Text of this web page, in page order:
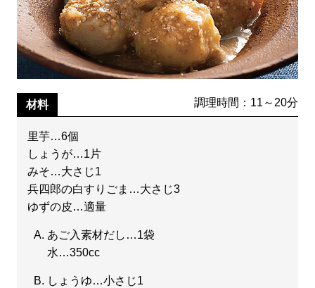
材料 調理時間：11～20分
里芋…6個
しょうが…1片
みそ…大さじ1
兵四郎の白すりごま…大さじ3
ゆずの皮…適量
あご入素材だし…1袋
水…350cc
しょうゆ…小さじ1